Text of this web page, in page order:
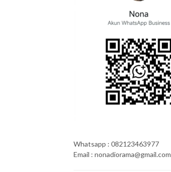
Whatsapp : 082123463977
Email : nonadiorama@gmail.com